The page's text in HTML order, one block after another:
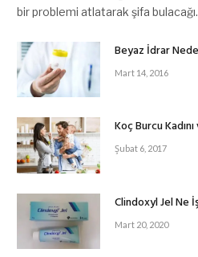
bir problemi atlatarak şifa
Beyaz İdrar
Mart 14, 2016
Koç Burcu
Şubat 6, 2017
Clindoxyl Jel Ne
Mart 20, 2020